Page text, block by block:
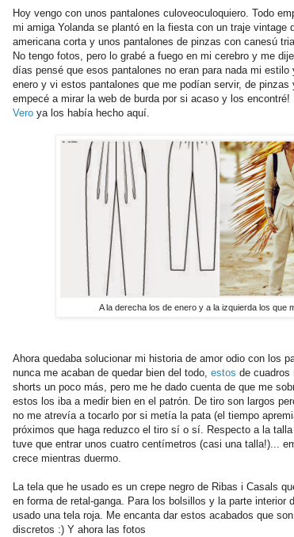
Hoy vengo con unos pantalones culoveoculoquiero. Todo
mi amiga Yolanda se plantó en la fiesta con un traje vintage
americana corta y unos pantalones de pinzas con canesú
No tengo fotos, pero lo grabé a fuego en mi cerebro y me
días pensé que esos pantalones no eran para nada mi
enero y vi estos pantalones que me podían servir, de pinzas
empecé a mirar la web de burda por si acaso y los
Vero ya los había hecho aquí.
A la derecha los de enero y a la izquierda los que
Ahora quedaba solucionar mi historia de amor odio con los
nunca me acaban de quedar bien del todo, estos de cuadros
shorts un poco más, pero me he dado cuenta de que me
estos los iba a medir bien en el patrón. De tiro son largos
no me atrevía a tocarlo por si metía la pata (el tiempo
próximos que haga reduzco el tiro sí o sí. Respecto a la
tuve que entrar unos cuatro centímetros (casi una talla!)...
crece mientras duermo.
La tela que he usado es un crepe negro de Ribas i Casals
en forma de retal-ganga. Para los bolsillos y la parte interior
usado una tela roja. Me encanta dar estos acabados que
discretos :) Y ahora las fotos